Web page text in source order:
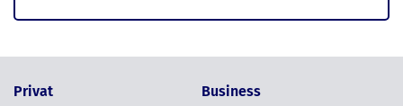
Privat Business